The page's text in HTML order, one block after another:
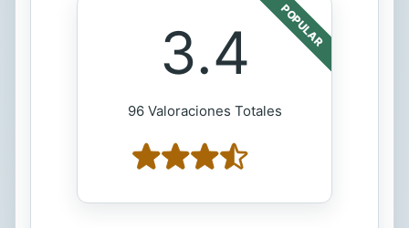
POPULAR
3.4
96 Valoraciones Totales